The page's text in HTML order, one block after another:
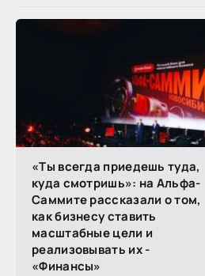
«Ты всегда приедешь туда,
куда смотришь»: на Альфа-
Саммите рассказали о том,
как бизнесу ставить
масштабные цели и
реализовывать их -
«Финансы»